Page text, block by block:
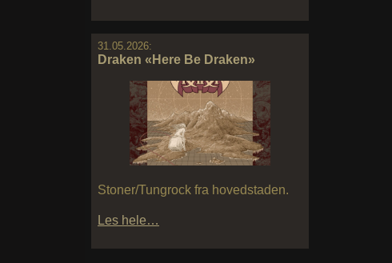
31.05.2026:
Draken «Here Be Draken»
Stoner/Tungrock fra hovedstaden.
Les hele…